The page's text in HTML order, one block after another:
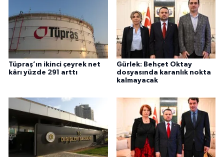
Tüpraş’ın ikinci çeyrek net
kârı yüzde 291 arttı
Gürlek: Behçet Oktay
dosyasında karanlık nokta
kalmayacak